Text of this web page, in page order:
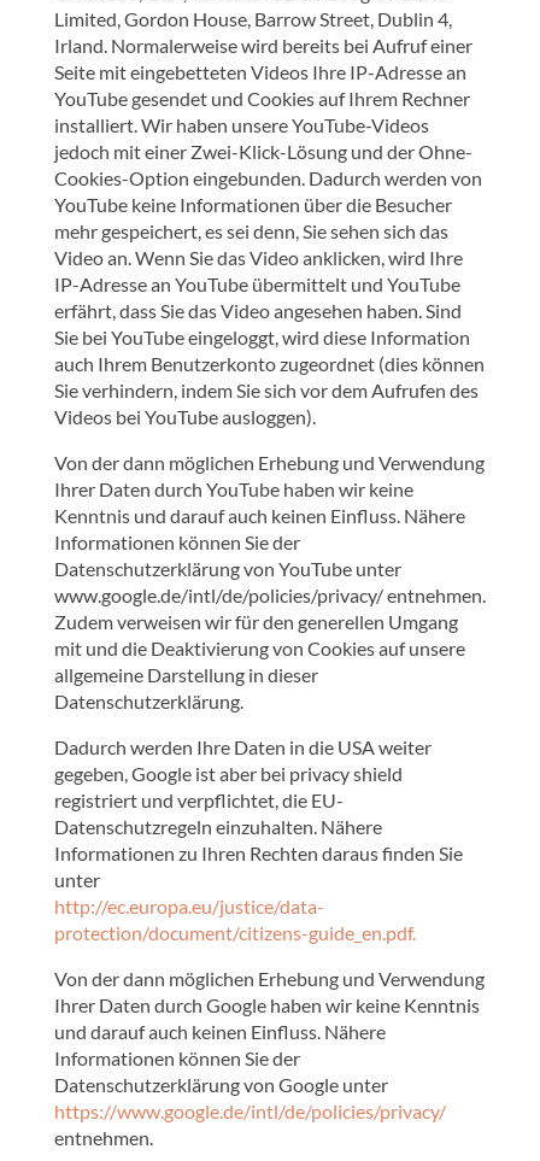
Limited, Gordon House, Barrow Street, Dublin 4,
Irland. Normalerweise wird bereits bei Aufruf einer
Seite mit eingebetteten Videos Ihre IP-Adresse an
YouTube gesendet und Cookies auf Ihrem Rechner
installiert. Wir haben unsere YouTube-Videos
jedoch mit einer Zwei-Klick-Lösung und der Ohne-
Cookies-Option eingebunden. Dadurch werden von
YouTube keine Informationen über die Besucher
mehr gespeichert, es sei denn, Sie sehen sich das
Video an. Wenn Sie das Video anklicken, wird Ihre
IP-Adresse an YouTube übermittelt und YouTube
erfährt, dass Sie das Video angesehen haben. Sind
Sie bei YouTube eingeloggt, wird diese Information
auch Ihrem Benutzerkonto zugeordnet (dies können
Sie verhindern, indem Sie sich vor dem Aufrufen des
Videos bei YouTube ausloggen).
Von der dann möglichen Erhebung und Verwendung
Ihrer Daten durch YouTube haben wir keine
Kenntnis und darauf auch keinen Einfluss. Nähere
Informationen können Sie der
Datenschutzerklärung von YouTube unter
www.google.de/intl/de/policies/privacy/ entnehmen.
Zudem verweisen wir für den generellen Umgang
mit und die Deaktivierung von Cookies auf unsere
allgemeine Darstellung in dieser
Datenschutzerklärung.
Dadurch werden Ihre Daten in die USA weiter
gegeben, Google ist aber bei privacy shield
registriert und verpflichtet, die EU-
Datenschutzregeln einzuhalten. Nähere
Informationen zu Ihren Rechten daraus finden Sie
unter
http://ec.europa.eu/justice/data-
protection/document/citizens-guide_en.pdf.
Von der dann möglichen Erhebung und Verwendung
Ihrer Daten durch Google haben wir keine Kenntnis
und darauf auch keinen Einfluss. Nähere
Informationen können Sie der
Datenschutzerklärung von Google unter
https://www.google.de/intl/de/policies/privacy/
entnehmen.